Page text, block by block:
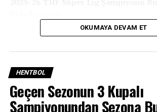
Oynanan son hafta karşılamaları
Süper Lig şampiyonu oldu.
OKUMAYA DEVAM ET
HENTBOL
Geçen Sezonun 3 Kupalı
Şampiyonundan Sezona